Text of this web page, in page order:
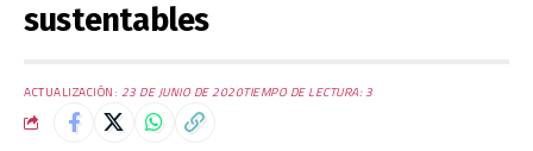
sustentables
ACTUALIZACIÓN: 23 DE JUNIO DE 2020TIEMPO DE LECTURA: 3